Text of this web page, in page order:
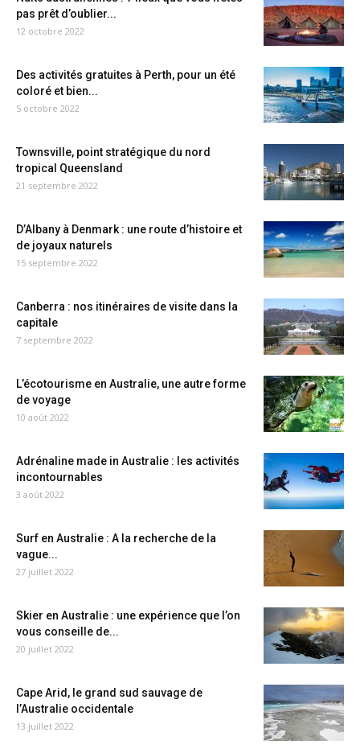
pas prêt d’oublier...
12 octobre 2022
Des activités gratuites à Perth, pour un été
coloré et bien...
5 octobre 2022
Townsville, point stratégique du nord
tropical Queensland
21 septembre 2022
D’Albany à Denmark : une route d’histoire et
de joyaux naturels
15 septembre 2022
Canberra : nos itinéraires de visite dans la
capitale
7 septembre 2022
L’écotourisme en Australie, une autre forme
de voyage
10 août 2022
Adrénaline made in Australie : les activités
incontournables
3 août 2022
Surf en Australie : A la recherche de la
vague...
27 juillet 2022
Skier en Australie : une expérience que l’on
vous conseille de...
20 juillet 2022
Cape Arid, le grand sud sauvage de
l’Australie occidentale
13 juillet 2022